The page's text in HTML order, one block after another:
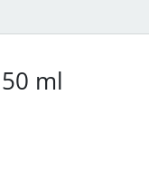
ml